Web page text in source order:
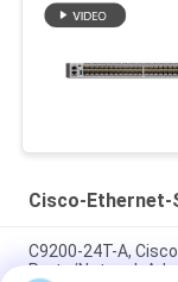
Cisco-Ethernet-
C9200-24T-A,
Ports/Network